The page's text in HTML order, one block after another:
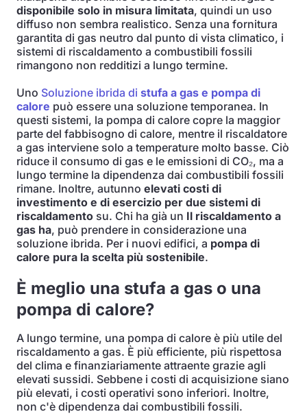
disponibile solo in misura limitata, quindi un uso
diffuso non sembra realistico. Senza una fornitura
garantita di gas neutro dal punto di vista climatico, i
sistemi di riscaldamento a combustibili fossili
rimangono non redditizi a lungo termine.
Uno Soluzione ibrida di stufa a gas e pompa di
calore può essere una soluzione temporanea. In
questi sistemi, la pompa di calore copre la maggior
parte del fabbisogno di calore, mentre il riscaldatore
a gas interviene solo a temperature molto basse. Ciò
riduce il consumo di gas e le emissioni di CO₂, ma a
lungo termine la dipendenza dai combustibili fossili
rimane. Inoltre, autunno elevati costi di
investimento e di esercizio per due sistemi di
riscaldamento su. Chi ha già un Il riscaldamento a
gas ha, può prendere in considerazione una
soluzione ibrida. Per i nuovi edifici, a pompa di
calore pura la scelta più sostenibile.
È meglio una stufa a gas o una
pompa di calore?
A lungo termine, una pompa di calore è più utile del
riscaldamento a gas. È più efficiente, più rispettosa
del clima e finanziariamente attraente grazie agli
elevati sussidi. Sebbene i costi di acquisizione siano
più elevati, i costi operativi sono inferiori. Inoltre,
non c'è dipendenza dai combustibili fossili.